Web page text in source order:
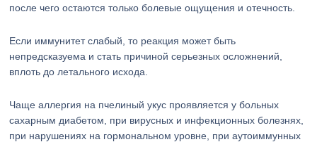
после чего остаются только болевые ощущения и отечность.
Если иммунитет слабый, то реакция может быть
непредсказуема и стать причиной серьезных осложнений,
вплоть до летального исхода.
Чаще аллергия на пчелиный укус проявляется у больных
сахарным диабетом, при вирусных и инфекционных болезнях,
при нарушениях на гормональном уровне, при аутоиммунных